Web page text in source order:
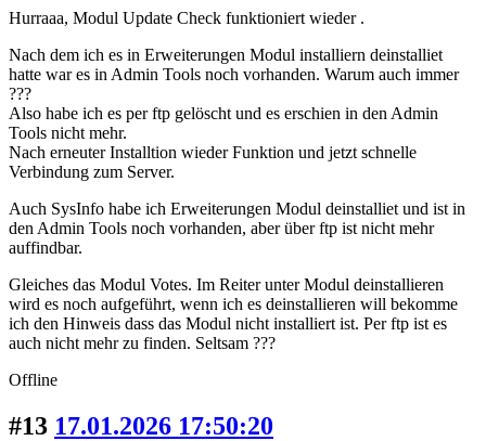
Hurraaa, Modul Update Check funktioniert wieder .
Nach dem ich es in Erweiterungen Modul installiern deinstalliet
hatte war es in Admin Tools noch vorhanden. Warum auch immer
???
Also habe ich es per ftp gelöscht und es erschien in den Admin
Tools nicht mehr.
Nach erneuter Installtion wieder Funktion und jetzt schnelle
Verbindung zum Server.
Auch SysInfo habe ich Erweiterungen Modul deinstalliet und ist in
den Admin Tools noch vorhanden, aber über ftp ist nicht mehr
auffindbar.
Gleiches das Modul Votes. Im Reiter unter Modul deinstallieren
wird es noch aufgeführt, wenn ich es deinstallieren will bekomme
ich den Hinweis dass das Modul nicht installiert ist. Per ftp ist es
auch nicht mehr zu finden. Seltsam ???
Offline
#13 17.01.2026 17:50:20